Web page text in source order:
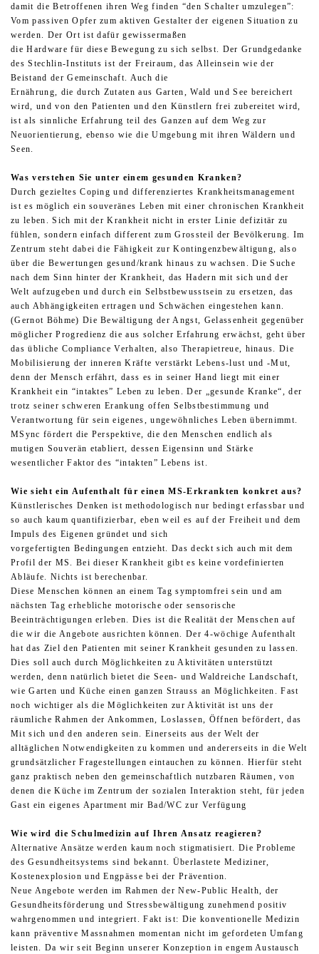
damit die Betroffenen ihren Weg finden “den Schalter umzulegen”:
Vom passiven Opfer zum aktiven Gestalter der eigenen Situation zu
werden. Der Ort ist dafür gewissermaßen
die Hardware für diese Bewegung zu sich selbst. Der Grundgedanke
des Stechlin-Instituts ist der Freiraum, das Alleinsein wie der
Beistand der Gemeinschaft. Auch die
Ernährung, die durch Zutaten aus Garten, Wald und See bereichert
wird, und von den Patienten und den Künstlern frei zubereitet wird,
ist als sinnliche Erfahrung teil des Ganzen auf dem Weg zur
Neuorientierung, ebenso wie die Umgebung mit ihren Wäldern und
Seen.
Was verstehen Sie unter einem gesunden Kranken?
Durch gezieltes Coping und differenziertes Krankheitsmanagement
ist es möglich ein souveränes Leben mit einer chronischen Krankheit
zu leben. Sich mit der Krankheit nicht in erster Linie defizitär zu
fühlen, sondern einfach different zum Grossteil der Bevölkerung. Im
Zentrum steht dabei die Fähigkeit zur Kontingenzbewältigung, also
über die Bewertungen gesund/krank hinaus zu wachsen. Die Suche
nach dem Sinn hinter der Krankheit, das Hadern mit sich und der
Welt aufzugeben und durch ein Selbstbewusstsein zu ersetzen, das
auch Abhängigkeiten ertragen und Schwächen eingestehen kann.
(Gernot Böhme) Die Bewältigung der Angst, Gelassenheit gegenüber
möglicher Progredienz die aus solcher Erfahrung erwächst, geht über
das übliche Compliance Verhalten, also Therapietreue, hinaus. Die
Mobilisierung der inneren Kräfte verstärkt Lebens-lust und -Mut,
denn der Mensch erfährt, dass es in seiner Hand liegt mit einer
Krankheit ein “intaktes” Leben zu leben. Der „gesunde Kranke“, der
trotz seiner schweren Erankung offen Selbstbestimmung und
Verantwortung für sein eigenes, ungewöhnliches Leben übernimmt.
MSync fördert die Perspektive, die den Menschen endlich als
mutigen Souverän etabliert, dessen Eigensinn und Stärke
wesentlicher Faktor des “intakten” Lebens ist.
Wie sieht ein Aufenthalt für einen MS-Erkrankten konkret aus?
Künstlerisches Denken ist methodologisch nur bedingt erfassbar und
so auch kaum quantifizierbar, eben weil es auf der Freiheit und dem
Impuls des Eigenen gründet und sich
vorgefertigten Bedingungen entzieht. Das deckt sich auch mit dem
Profil der MS. Bei dieser Krankheit gibt es keine vordefinierten
Abläufe. Nichts ist berechenbar.
Diese Menschen können an einem Tag symptomfrei sein und am
nächsten Tag erhebliche motorische oder sensorische
Beeinträchtigungen erleben. Dies ist die Realität der Menschen auf
die wir die Angebote ausrichten können. Der 4-wöchige Aufenthalt
hat das Ziel den Patienten mit seiner Krankheit gesunden zu lassen.
Dies soll auch durch Möglichkeiten zu Aktivitäten unterstützt
werden, denn natürlich bietet die Seen- und Waldreiche Landschaft,
wie Garten und Küche einen ganzen Strauss an Möglichkeiten. Fast
noch wichtiger als die Möglichkeiten zur Aktivität ist uns der
räumliche Rahmen der Ankommen, Loslassen, Öffnen befördert, das
Mit sich und den anderen sein. Einerseits aus der Welt der
alltäglichen Notwendigkeiten zu kommen und andererseits in die Welt
grundsätzlicher Fragestellungen eintauchen zu können. Hierfür steht
ganz praktisch neben den gemeinschaftlich nutzbaren Räumen, von
denen die Küche im Zentrum der sozialen Interaktion steht, für jeden
Gast ein eigenes Apartment mir Bad/WC zur Verfügung
Wie wird die Schulmedizin auf Ihren Ansatz reagieren?
Alternative Ansätze werden kaum noch stigmatisiert. Die Probleme
des Gesundheitsystems sind bekannt. Überlastete Mediziner,
Kostenexplosion und Engpässe bei der Prävention.
Neue Angebote werden im Rahmen der New-Public Health, der
Gesundheitsförderung und Stressbewältigung zunehmend positiv
wahrgenommen und integriert. Fakt ist: Die konventionelle Medizin
kann präventive Massnahmen momentan nicht im gefordeten Umfang
leisten. Da wir seit Beginn unserer Konzeption in engem Austausch